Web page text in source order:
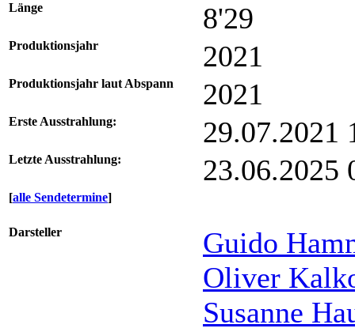
Länge 8'29
Produktionsjahr 2021
Produktionsjahr laut Abspann 2021
Erste Ausstrahlung:
Letzte Ausstrahlung:
[alle Sendetermine]
Darsteller
Guido
Oliver
Susanne